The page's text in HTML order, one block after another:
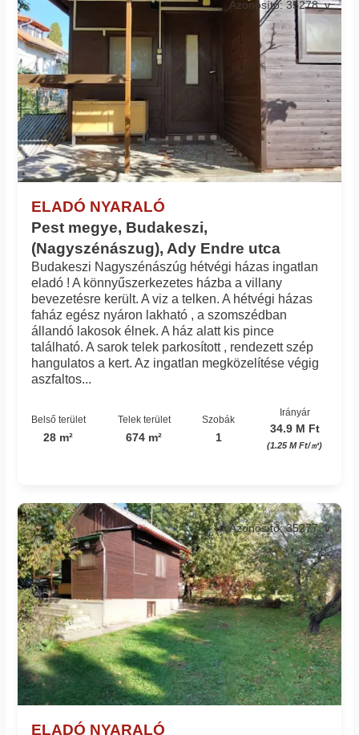
ELADÓ NYARALÓ
Pest megye, Budakeszi,
(Nagyszénászug), Ady Endre utca
Azonosító: 35278_v
Budakeszi Nagyszénászúg hétvégi házas ingatlan
eladó ! A könnyűszerkezetes házba a villany
bevezetésre került. A viz a telken. A hétvégi házas
faház egész nyáron lakható , a szomszédban
állandó lakosok élnek. A ház alatt kis pince
található. A sarok telek parkosított , rendezett szép
hangulatos a kert. Az ingatlan megközelítése végig
aszfaltos...
Belső terület
28 m²
Telek terület
674 m²
Szobák
1
Irányár
34.9 M Ft
(1.25 M Ft/㎡)
ELADÓ NYARALÓ
Azonosító: 35277_v